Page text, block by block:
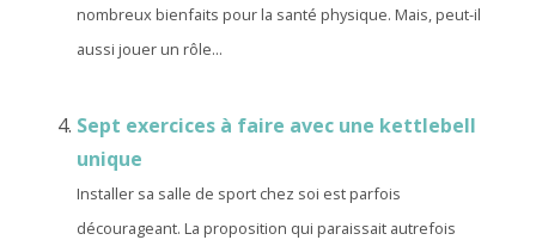
nombreux bienfaits pour la santé physique. Mais, peut-il
aussi jouer un rôle...
Sept exercices à faire avec une kettlebell
unique
Installer sa salle de sport chez soi est parfois
décourageant. La proposition qui paraissait autrefois